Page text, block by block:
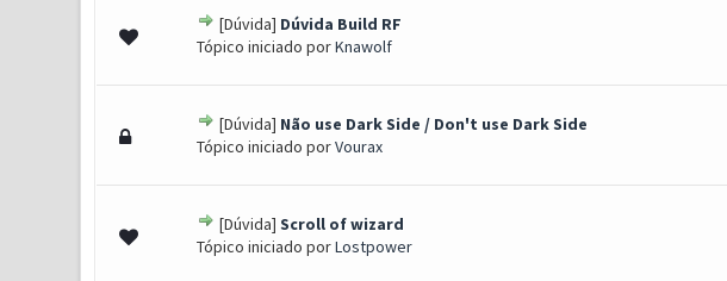
[Dúvida] Dúvida Build RF
Tópico iniciado porKnawolf
0 Voto(s) - 0 de 5 em média
1
[Dúvida] Não use Dark Side / Don't use Dark Side
Tópico iniciado porVourax
1 Voto(s) - 5 de 5 em média
1234 5
[Dúvida] Scroll of wizard
Tópico iniciado porLostpower
0 Voto(s) - 0 de 5 em média
12